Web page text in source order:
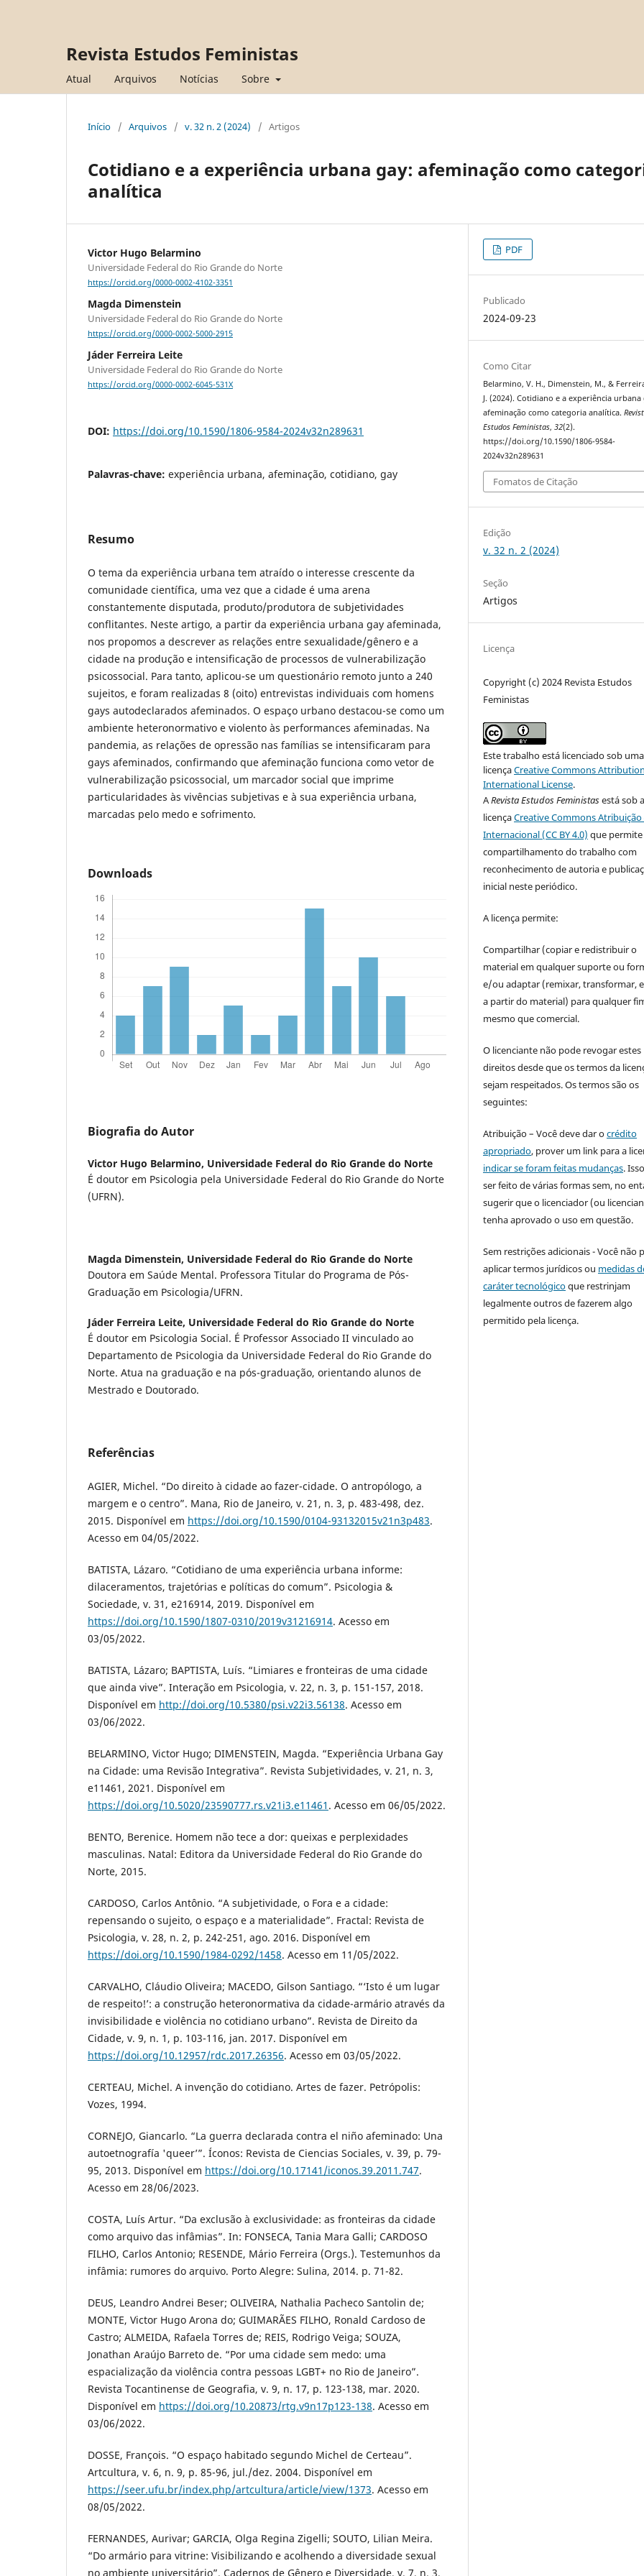
Revista Estudos Feministas
Atual Arquivos Notícias Sobre
Início / Arquivos / v. 32 n. 2 (2024) / Artigos
Cotidiano e a experiência urbana gay: afeminação como
analítica
Victor Hugo Belarmino
Universidade Federal do Rio Grande do Norte
https://orcid.org/0000-0002-4102-3351
Magda Dimenstein
Universidade Federal do Rio Grande do Norte
https://orcid.org/0000-0002-5000-2915
Jáder Ferreira Leite
Universidade Federal do Rio Grande do Norte
https://orcid.org/0000-0002-6045-531X
DOI: https://doi.org/10.1590/1806-9584-2024v32n289631
Palavras-chave: experiência urbana, afeminação, cotidiano, gay
Resumo
O tema da experiência urbana tem atraído o interesse crescente da
comunidade científica, uma vez que a cidade é uma arena
constantemente disputada, produto/produtora de subjetividades
conflitantes. Neste artigo, a partir da experiência urbana gay afeminada,
nos propomos a descrever as relações entre sexualidade/gênero e a
cidade na produção e intensificação de processos de vulnerabilização
psicossocial. Para tanto, aplicou-se um questionário remoto junto a 240
sujeitos, e foram realizadas 8 (oito) entrevistas individuais com homens
gays autodeclarados afeminados. O espaço urbano destacou-se como um
ambiente heteronormativo e violento às performances afeminadas. Na
pandemia, as relações de opressão nas famílias se intensificaram para
gays afeminados, confirmando que afeminação funciona como vetor de
vulnerabilização psicossocial, um marcador social que imprime
particularidades às vivências subjetivas e à sua experiência urbana,
marcadas pelo medo e sofrimento.
Downloads
Biografia do Autor
Victor Hugo Belarmino, Universidade Federal do Rio Grande do Norte
É doutor em Psicologia pela Universidade Federal do Rio Grande do Norte
(UFRN).
Magda Dimenstein, Universidade Federal do Rio Grande do Norte
Doutora em Saúde Mental. Professora Titular do Programa de Pós-
Graduação em Psicologia/UFRN.
Jáder Ferreira Leite, Universidade Federal do Rio Grande do Norte
É doutor em Psicologia Social. É Professor Associado II vinculado ao
Departamento de Psicologia da Universidade Federal do Rio Grande do
Norte. Atua na graduação e na pós-graduação, orientando alunos de
Mestrado e Doutorado.
Referências
AGIER, Michel. “Do direito à cidade ao fazer-cidade. O antropólogo, a
margem e o centro”. Mana, Rio de Janeiro, v. 21, n. 3, p. 483-498, dez.
2015. Disponível em https://doi.org/10.1590/0104-93132015v21n3p483.
Acesso em 04/05/2022.
BATISTA, Lázaro. “Cotidiano de uma experiência urbana informe:
dilaceramentos, trajetórias e políticas do comum”. Psicologia &
Sociedade, v. 31, e216914, 2019. Disponível em
https://doi.org/10.1590/1807-0310/2019v31216914. Acesso em
03/05/2022.
BATISTA, Lázaro; BAPTISTA, Luís. “Limiares e fronteiras de uma cidade
que ainda vive”. Interação em Psicologia, v. 22, n. 3, p. 151-157, 2018.
Disponível em http://doi.org/10.5380/psi.v22i3.56138. Acesso em
03/06/2022.
BELARMINO, Victor Hugo; DIMENSTEIN, Magda. “Experiência Urbana Gay
na Cidade: uma Revisão Integrativa”. Revista Subjetividades, v. 21, n. 3,
e11461, 2021. Disponível em
https://doi.org/10.5020/23590777.rs.v21i3.e11461 . Acesso em 06/05/2022.
BENTO, Berenice. Homem não tece a dor: queixas e perplexidades
masculinas. Natal: Editora da Universidade Federal do Rio Grande do
Norte, 2015.
CARDOSO, Carlos Antônio. “A subjetividade, o Fora e a cidade:
repensando o sujeito, o espaço e a materialidade”. Fractal: Revista de
Psicologia, v. 28, n. 2, p. 242-251, ago. 2016. Disponível em
https://doi.org/10.1590/1984-0292/1458. Acesso em 11/05/2022.
CARVALHO, Cláudio Oliveira; MACEDO, Gilson Santiago. “‘Isto é um lugar
de respeito!’: a construção heteronormativa da cidade-armário através da
invisibilidade e violência no cotidiano urbano”. Revista de Direito da
Cidade, v. 9, n. 1, p. 103-116, jan. 2017. Disponível em
https://doi.org/10.12957/rdc.2017.26356. Acesso em 03/05/2022.
CERTEAU, Michel. A invenção do cotidiano. Artes de fazer. Petrópolis:
Vozes, 1994.
CORNEJO, Giancarlo. “La guerra declarada contra el niño afeminado: Una
autoetnografía 'queer’”. Íconos: Revista de Ciencias Sociales, v. 39, p. 79-
95, 2013. Disponível em https://doi.org/10.17141/iconos.39.2011.747.
Acesso em 28/06/2023.
COSTA, Luís Artur. “Da exclusão à exclusividade: as fronteiras da cidade
como arquivo das infâmias”. In: FONSECA, Tania Mara Galli; CARDOSO
FILHO, Carlos Antonio; RESENDE, Mário Ferreira (Orgs.). Testemunhos da
infâmia: rumores do arquivo. Porto Alegre: Sulina, 2014. p. 71-82.
DEUS, Leandro Andrei Beser; OLIVEIRA, Nathalia Pacheco Santolin de;
MONTE, Victor Hugo Arona do; GUIMARÃES FILHO, Ronald Cardoso de
Castro; ALMEIDA, Rafaela Torres de; REIS, Rodrigo Veiga; SOUZA,
Jonathan Araújo Barreto de. “Por uma cidade sem medo: uma
espacialização da violência contra pessoas LGBT+ no Rio de Janeiro”.
Revista Tocantinense de Geografia, v. 9, n. 17, p. 123-138, mar. 2020.
Disponível em https://doi.org/10.20873/rtg.v9n17p123-138. Acesso em
03/06/2022.
DOSSE, François. “O espaço habitado segundo Michel de Certeau”.
Artcultura, v. 6, n. 9, p. 85-96, jul./dez. 2004. Disponível em
https://seer.ufu.br/index.php/artcultura/article/view/1373. Acesso em
08/05/2022.
FERNANDES, Aurivar; GARCIA, Olga Regina Zigelli; SOUTO, Lilian Meira.
“Do armário para vitrine: Visibilizando e acolhendo a diversidade sexual
no ambiente universitário”. Cadernos de Gênero e Diversidade, v. 7, n. 3,
PDF
Publicado
2024-09-23
Como Citar
Belarmino, V. H., Dimenstein, M., &
J. (2024). Cotidiano e a experiência urbana
afeminação como categoria analítica.
Estudos Feministas,32(2).
https://doi.org/10.1590/1806-9584-
2024v32n289631
Fomatos de Citação
Edição
v. 32 n. 2 (2024)
Seção
Artigos
Licença
Copyright (c) 2024 Revista Estudos
Feministas
Este trabalho está licenciado sob uma
licençaCreative Commons
International License.
ARevista Estudos Feministasestá sob a
licençaCreative Commons Atribuição
Internacional (CC BY 4.0) que
compartilhamento do trabalho com
reconhecimento de autoria e
inicial neste periódico.
A licença permite:
Compartilhar (copiar e redistribuir o
material em qualquer suporte ou
e/ou adaptar (remixar, transformar,
a partir do material) para qualquer
mesmo que comercial.
O licenciante não pode revogar estes
direitos desde que os termos da
sejam respeitados. Os termos são os
seguintes:
Atribuição – Você deve dar ocrédito
apropriado, prover um link para a
indicar se foram feitas mudanças.
ser feito de várias formas sem, no
sugerir que o licenciador (ou
tenha aprovado o uso em questão.
Sem restrições adicionais - Você não
aplicar termos jurídicos ou medidas
caráter tecnológicoque restrinjam
legalmente outros de fazerem algo
permitido pela licença.